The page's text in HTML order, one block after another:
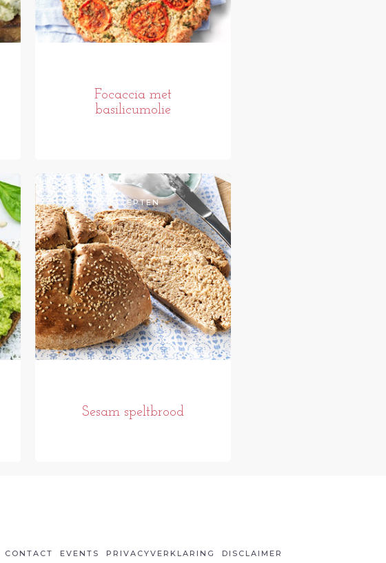
Focaccia met
basilicumolie
RECEPTEN
Sesam speltbrood
CONTACT EVENTS PRIVACYVERKLARING DISCLAIMER